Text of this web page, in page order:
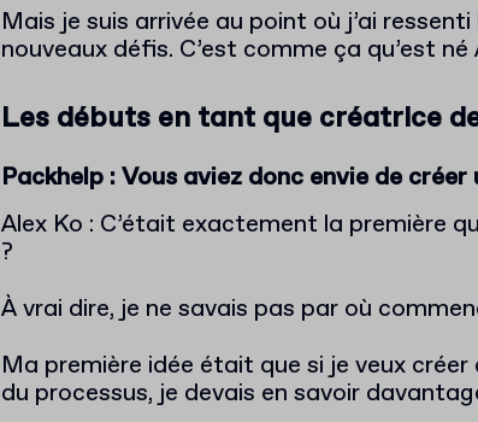
Mais je suis arrivée au point où j’ai
nouveaux défis. C’est comme ça qu’est né
Les débuts en tant que créatrice
Packhelp : Vous aviez donc envie de
Alex Ko : C’était exactement la première
?
À vrai dire, je ne savais pas par où
Ma première idée était que si je veux
du processus, je devais en savoir